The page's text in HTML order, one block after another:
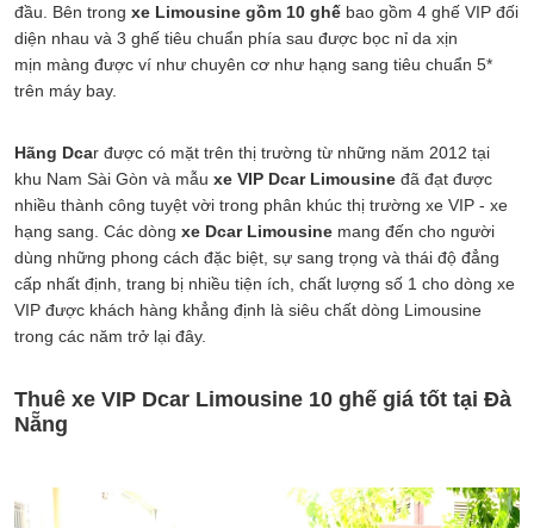
đầu. Bên trong xe Limousine gồm 10 ghế bao gồm 4 ghế VIP đối
diện nhau và 3 ghế tiêu chuẩn phía sau được bọc nỉ da xịn
mịn màng được ví như chuyên cơ như hạng sang tiêu chuẩn 5*
trên máy bay.
Hãng Dcar được có mặt trên thị trường từ những năm 2012 tại
khu Nam Sài Gòn và mẫu xe VIP Dcar Limousine đã đạt được
nhiều thành công tuyệt vời trong phân khúc thị trường xe VIP - xe
hạng sang. Các dòng xe Dcar Limousine mang đến cho người
dùng những phong cách đặc biệt, sự sang trọng và thái độ đẳng
cấp nhất định, trang bị nhiều tiện ích, chất lượng số 1 cho dòng xe
VIP được khách hàng khẳng định là siêu chất dòng Limousine
trong các năm trở lại đây.
Thuê xe VIP Dcar Limousine 10 ghế giá tốt tại Đà
Nẵng